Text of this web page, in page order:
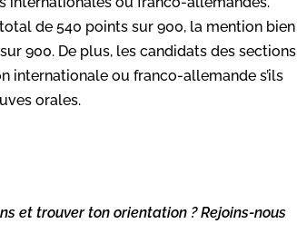
de 540 points sur 900, la mention bien
900. De plus, les candidats des sections
internationale ou franco-allemande s’ils
orales.
et trouver ton orientation ? Rejoins-nous